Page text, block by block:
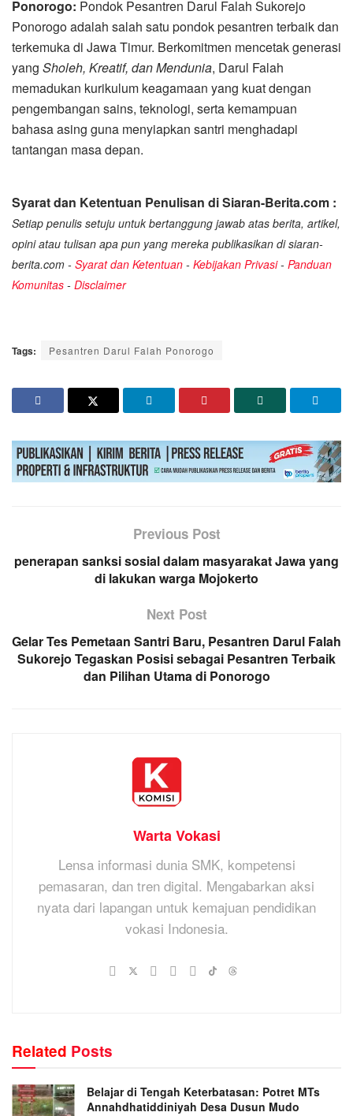
Ponorogo: Pondok Pesantren Darul Falah Sukorejo
Ponorogo adalah salah satu pondok pesantren terbaik dan
terkemuka di Jawa Timur. Berkomitmen mencetak generasi
yang Sholeh, Kreatif, dan Mendunia, Darul Falah
memadukan kurikulum keagamaan yang kuat dengan
pengembangan sains, teknologi, serta kemampuan
bahasa asing guna menyiapkan santri menghadapi
tantangan masa depan.
Syarat dan Ketentuan Penulisan di Siaran-Berita.com :
Setiap penulis setuju untuk bertanggung jawab atas berita, artikel,
opini atau tulisan apa pun yang mereka publikasikan di siaran-
berita.com - Syarat dan Ketentuan - Kebijakan Privasi- Panduan
Komunitas - Disclaimer
Tags: Pesantren Darul Falah Ponorogo
Previous Post
penerapan sanksi sosial dalam masyarakat Jawa yang
di lakukan warga Mojokerto
Next Post
Gelar Tes Pemetaan Santri Baru, Pesantren Darul Falah
Sukorejo Tegaskan Posisi sebagai Pesantren Terbaik
dan Pilihan Utama di Ponorogo
Warta Vokasi
Lensa informasi dunia SMK, kompetensi
pemasaran, dan tren digital. Mengabarkan aksi
nyata dari lapangan untuk kemajuan pendidikan
vokasi Indonesia.
Related Posts
Belajar di Tengah Keterbatasan: Potret MTs
Annahdhatiddiniyah Desa Dusun Mudo